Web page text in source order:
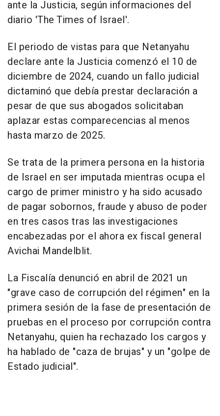
ante la Justicia, según informaciones del
diario 'The Times of Israel'.
El periodo de vistas para que Netanyahu
declare ante la Justicia comenzó el 10 de
diciembre de 2024, cuando un fallo judicial
dictaminó que debía prestar declaración a
pesar de que sus abogados solicitaban
aplazar estas comparecencias al menos
hasta marzo de 2025.
Se trata de la primera persona en la historia
de Israel en ser imputada mientras ocupa el
cargo de primer ministro y ha sido acusado
de pagar sobornos, fraude y abuso de poder
en tres casos tras las investigaciones
encabezadas por el ahora ex fiscal general
Avichai Mandelblit.
La Fiscalía denunció en abril de 2021 un
"grave caso de corrupción del régimen" en la
primera sesión de la fase de presentación de
pruebas en el proceso por corrupción contra
Netanyahu, quien ha rechazado los cargos y
ha hablado de "caza de brujas" y un "golpe de
Estado judicial".